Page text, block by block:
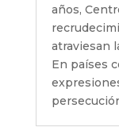
años,
atraviesan
En países